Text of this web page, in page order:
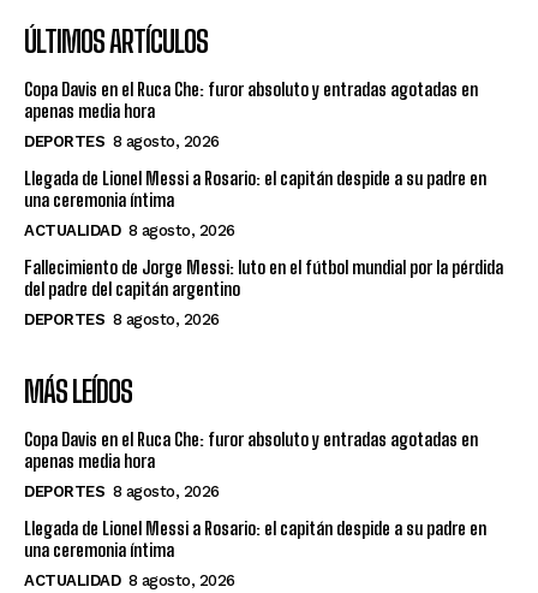
ÚLTIMOS ARTÍCULOS
Copa Davis en el Ruca Che: furor absoluto y entradas agotadas en
apenas media hora
DEPORTES 8 agosto, 2026
Llegada de Lionel Messi a Rosario: el capitán despide a su padre en
una ceremonia íntima
ACTUALIDAD 8 agosto, 2026
Fallecimiento de Jorge Messi: luto en el fútbol mundial por la pérdida
del padre del capitán argentino
DEPORTES 8 agosto, 2026
MÁS LEÍDOS
Copa Davis en el Ruca Che: furor absoluto y entradas agotadas en
apenas media hora
DEPORTES 8 agosto, 2026
Llegada de Lionel Messi a Rosario: el capitán despide a su padre en
una ceremonia íntima
ACTUALIDAD 8 agosto, 2026